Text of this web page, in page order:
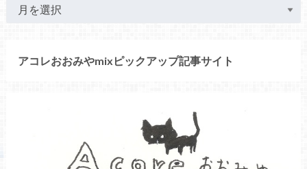
アコレおおみやmixピックアップ記事サイト